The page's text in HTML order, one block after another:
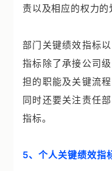
责以及相应的权力的
部门关键绩效指标
指标除了承接公司
担的职能及关键流
同时还要关注责任
指标。
5、个人关键绩效指